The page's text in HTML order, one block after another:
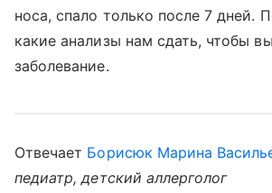
носа, спало только после 7 дней.
какие анализы нам сдать, чтобы
заболевание.
Отвечает Борисюк Марина
педиатр, детский аллерголог